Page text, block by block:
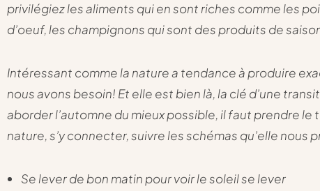
privilégiez les aliments qui en sont riches comme les
d’oeuf, les champignons qui sont des produits de
Intéressant comme la nature a tendance à produire
nous avons besoin! Et elle est bien là, la clé d’une
aborder l’automne du mieux possible, il faut prendre le
nature, s’y connecter, suivre les schémas qu’elle nous
Se lever de bon matin pour voir le soleil se lever